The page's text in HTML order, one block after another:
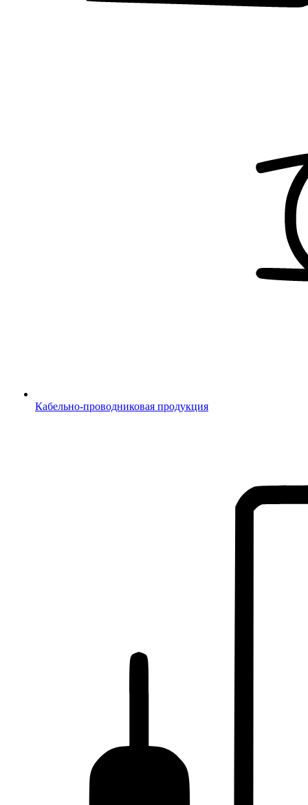
Кабельно-проводниковая продукция